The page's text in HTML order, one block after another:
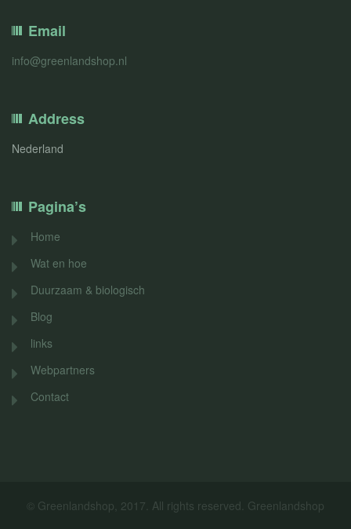
Email
info@greenlandshop.nl
Address
Nederland
Pagina’s
Home
Wat en hoe
Duurzaam & biologisch
Blog
links
Webpartners
Contact
© Greenlandshop, 2017. All rights reserved. Greenlandshop